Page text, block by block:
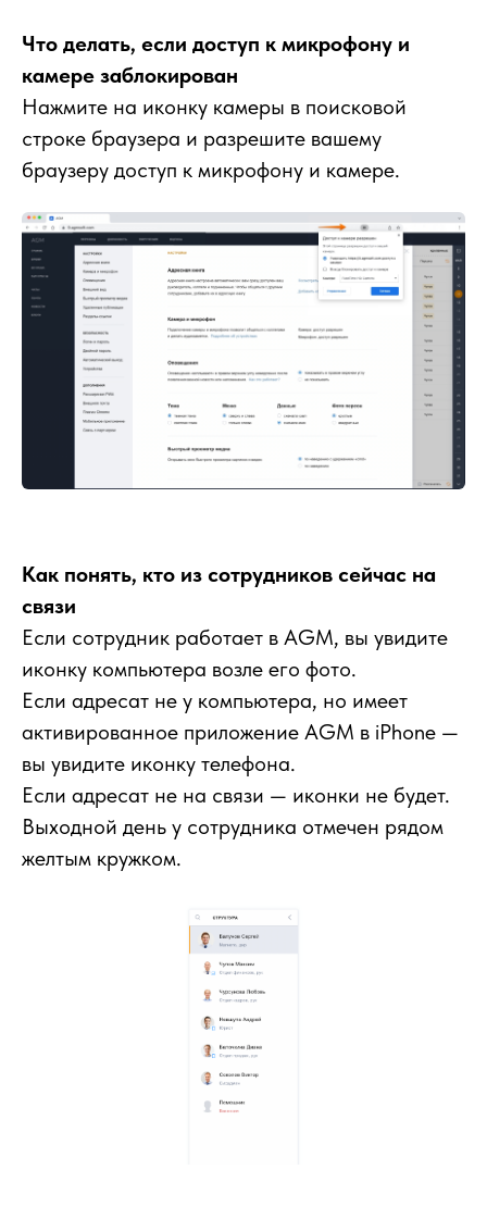
Что делать, если доступ к микрофону и
камере заблокирован
Нажмите на иконку камеры в поисковой
строке браузера и разрешите вашему
браузеру доступ к микрофону и камере.
Как понять, кто из сотрудников сейчас на
связи
Если сотрудник работает в AGM, вы увидите
иконку компьютера возле его фото.
Если адресат не у компьютера, но имеет
активированное приложение AGM в iPhone —
вы увидите иконку телефона.
Если адресат не на связи — иконки не будет.
Выходной день у сотрудника отмечен рядом
желтым кружком.